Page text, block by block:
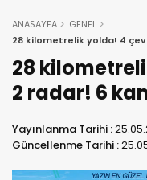
ANASAYFA
GENEL
28 kilometrelik yolda! 4
28
2 radar! 6
Yayınlanma Tarihi :
Güncellenme Tarihi :